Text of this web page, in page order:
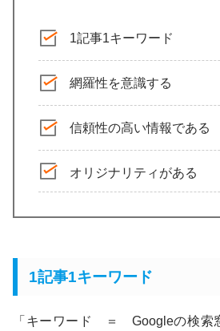
1記事1キーワード
網羅性を意識する
信頼性の高い情報である
オリジナリティがある
1記事1キーワード
「キーワード ＝ Googleの検索